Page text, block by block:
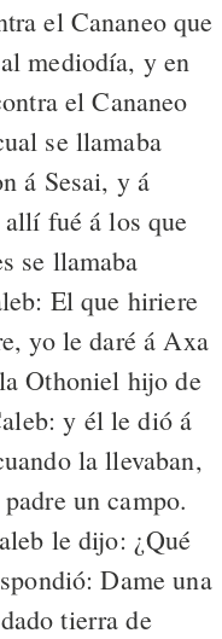
el Cananeo que
mediodía, y en
el Cananeo
se llamaba
á Sesai, y á
fué á los que
se llamaba
El que hiriere
yo le daré á Axa
Othoniel hijo de
y él le dió á
la llevaban,
un campo.
le dijo: ¿Qué
Dame una
tierra de